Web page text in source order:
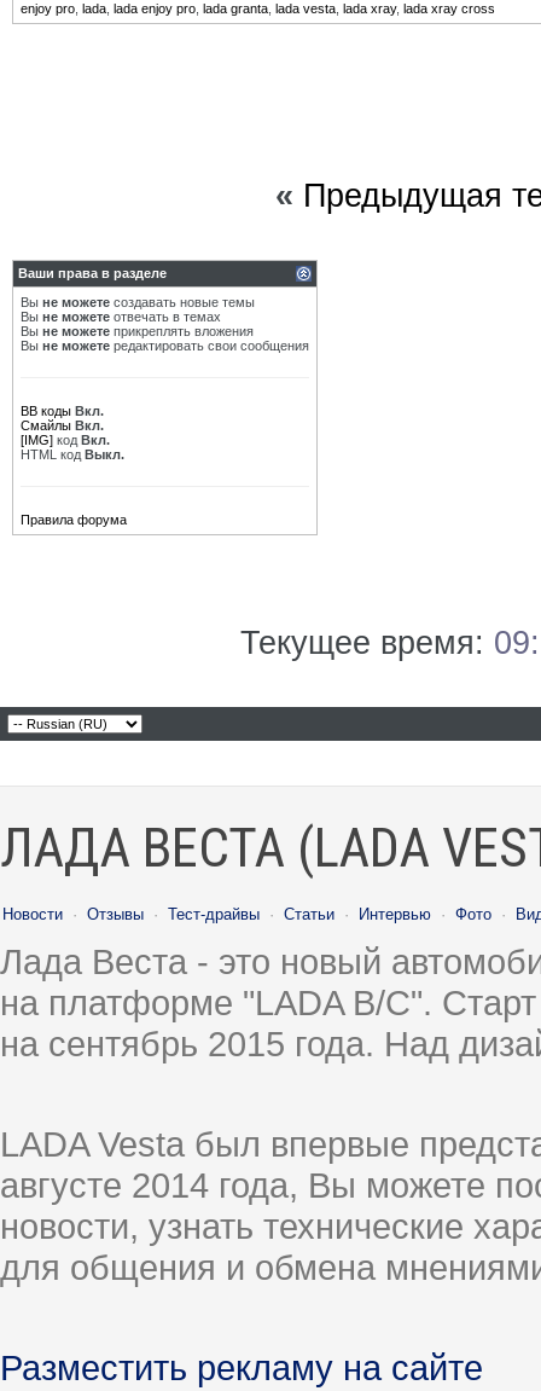
enjoy pro lada lada enjoy pro lada granta lada vesta lada xray, lada xray cross
« Предыдущая
Ваши права в разделе
Вы не можете создавать новые темы
Вы не можете отвечать в темах
Вы не можете прикреплять вложения
Вы не можете редактировать свои сообщения
BB коды Вкл.
Смайлы Вкл.
[IMG] код Вкл.
HTML код Выкл.
Правила форума
Текущее время:
ЛАДА ВЕСТА (LADA
Новости · Отзывы · Тест-драйвы · Статьи · Интервью · Фото ·
Лада Веста - это новый
на платформе "LADA B/C".
на сентябрь 2015 года. Над
LADA Vesta был впервые
августе 2014 года, Вы можете
новости, узнать технические
для общения и обмена
Разместить рекламу на сайте